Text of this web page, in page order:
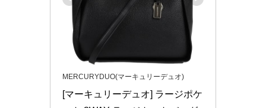
MERCURYDUO(マーキュリーデュオ)
[マーキュリーデュオ] ラージポケ